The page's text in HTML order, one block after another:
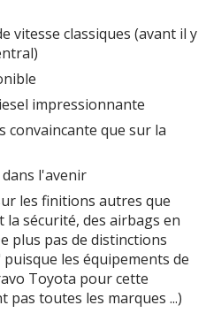
vitesse classiques (avant il y
impressionnante
que sur la
l'avenir
les finitions autres que
sécurité, des airbags en
plus pas de distinctions
les équipements de
Toyota pour cette
pas toutes les marques ...)